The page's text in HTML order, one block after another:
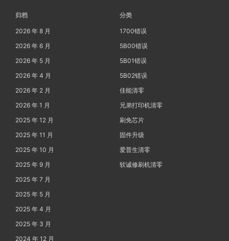
归档
2026 年 8 月
2026 年 6 月
2026 年 5 月
2026 年 4 月
2026 年 2 月
2026 年 1 月
2025 年 12 月
2025 年 11 月
2025 年 10 月
2025 年 9 月
2025 年 7 月
2025 年 5 月
2025 年 4 月
2025 年 3 月
2024 年 12 月
分类
1700错误
5B00错误
5B01错误
5B02错误
佳能清零
兄弟打印机清零
刷免芯片
固件升级
爱普生清零
软诚修刷机清零